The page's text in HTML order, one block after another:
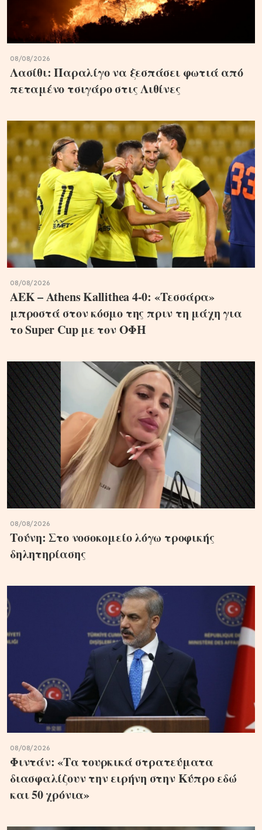
08/08/2026
Λασίθι: Παραλίγο να ξεσπάσει φωτιά από
πεταμένο τσιγάρο στις Λιθίνες
08/08/2026
ΑΕΚ – Athens Kallithea 4-0: «Τεσσάρα»
μπροστά στον κόσμο της πριν τη μάχη για
το Super Cup με τον ΟΦΗ
08/08/2026
Τούνη: Στο νοσοκομείο λόγω τροφικής
δηλητηρίασης
08/08/2026
Φιντάν: «Τα τουρκικά στρατεύματα
διασφαλίζουν την ειρήνη στην Κύπρο εδώ
και 50 χρόνια»